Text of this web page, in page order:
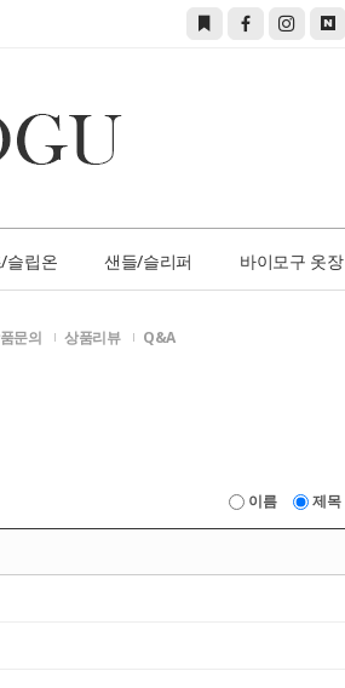
슬립온 샌들/슬리퍼 바이모구 옷장
문의 상품리뷰 Q&A
이름 제목